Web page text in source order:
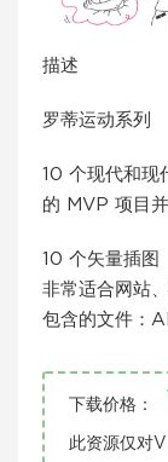
描述
罗蒂运动系列
10 个现代和现
的 MVP 项目
10 个矢量插图
非常适合网站
包含的文件：
下载价格：
此资源仅对